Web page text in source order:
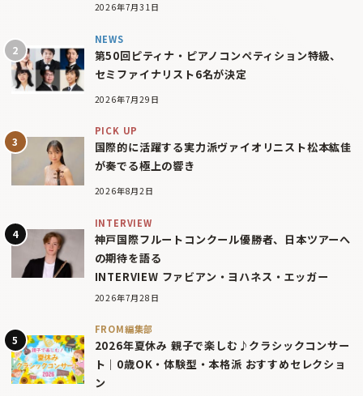
2026年7月31日
NEWS
第50回ピティナ・ピアノコンペティション特級、
セミファイナリスト6名が決定
2026年7月29日
PICK UP
国際的に活躍する実力派ヴァイオリニスト松本紘佳
が奏でる極上の響き
2026年8月2日
INTERVIEW
神戸国際フルートコンクール優勝者、日本ツアーへ
の期待を語る
INTERVIEW ファビアン・ヨハネス・エッガー
2026年7月28日
FROM編集部
2026年夏休み 親子で楽しむ♪クラシックコンサー
ト｜0歳OK・体験型・本格派 おすすめセレクショ
ン